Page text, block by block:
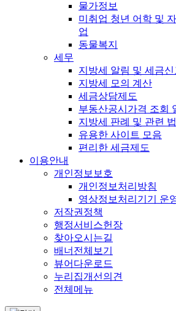
물가정보
미취업 청년 어학 및
업
동물복지
세무
지방세 알림 및 세금
지방세 모의 계산
세금상담제도
부동산공시가격 조회
지방세 판례 및 관련
유용한 사이트 모음
편리한 세금제도
이용안내
개인정보보호
개인정보처리방침
영상정보처리기기 운
저작권정책
행정서비스헌장
찾아오시는길
배너전체보기
뷰어다운로드
누리집개선의견
전체메뉴